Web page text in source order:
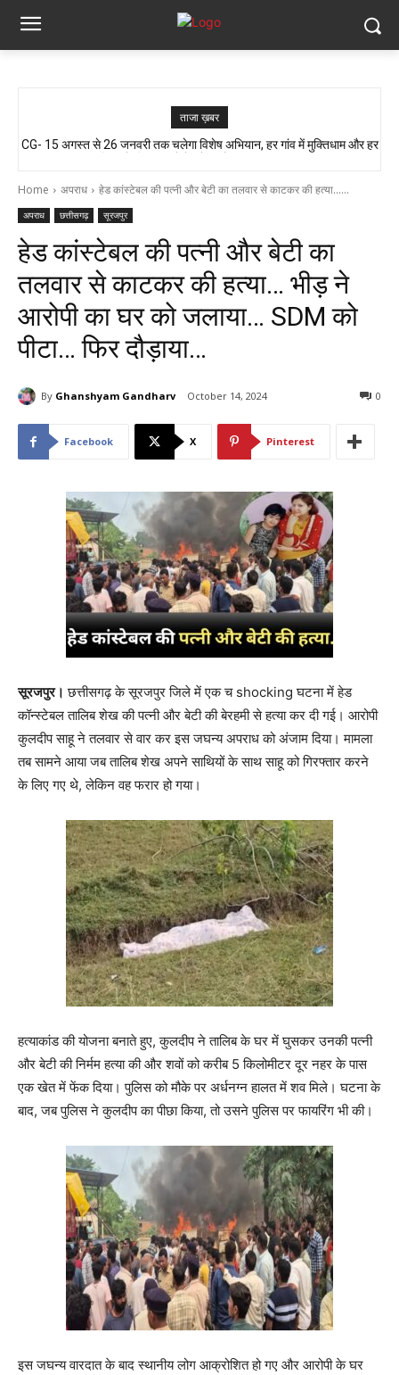
ताजा ख़बर
आजादी के जश्न की तैयारी, लेकिन यहां लोग बूंद-बूंद पानी को तरसे..!! ग्रामीण बोले- अगर
CG- 15 अगस्त से 26 जनवरी तक चलेगा विशेष अभियान, हर गांव में मुक्तिधाम और हर
Home अपराध हेड कांस्टेबल की पत्नी और बेटी का तलवार से काटकर की हत्या......
अपराध छत्तीसगढ़ सूरजपुर
हेड कांस्टेबल की पत्नी और बेटी का
तलवार से काटकर की हत्या… भीड़ ने
आरोपी का घर को जलाया… SDM को
पीटा… फिर दौड़ाया…
By Ghanshyam Gandharv October 14, 2024 0
Facebook X Pinterest
सूरजपुर। छत्तीसगढ़ के सूरजपुर जिले में एक च shocking घटना में हेड
कॉन्स्टेबल तालिब शेख की पत्नी और बेटी की बेरहमी से हत्या कर दी गई। आरोपी
कुलदीप साहू ने तलवार से वार कर इस जघन्य अपराध को अंजाम दिया। मामला
तब सामने आया जब तालिब शेख अपने साथियों के साथ साहू को गिरफ्तार करने
के लिए गए थे, लेकिन वह फरार हो गया।
हत्याकांड की योजना बनाते हुए, कुलदीप ने तालिब के घर में घुसकर उनकी पत्नी
और बेटी की निर्मम हत्या की और शवों को करीब 5 किलोमीटर दूर नहर के पास
एक खेत में फेंक दिया। पुलिस को मौके पर अर्धनग्न हालत में शव मिले। घटना के
बाद, जब पुलिस ने कुलदीप का पीछा किया, तो उसने पुलिस पर फायरिंग भी की।
इस जघन्य वारदात के बाद स्थानीय लोग आक्रोशित हो गए और आरोपी के घर